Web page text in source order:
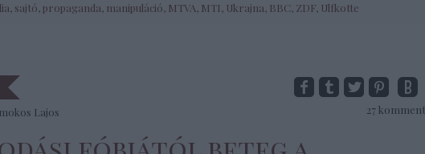
sajtó propaganda manipuláció MTVA MTI Ukrajna BBC ZDF Ulfkotte
Lajos 27komment